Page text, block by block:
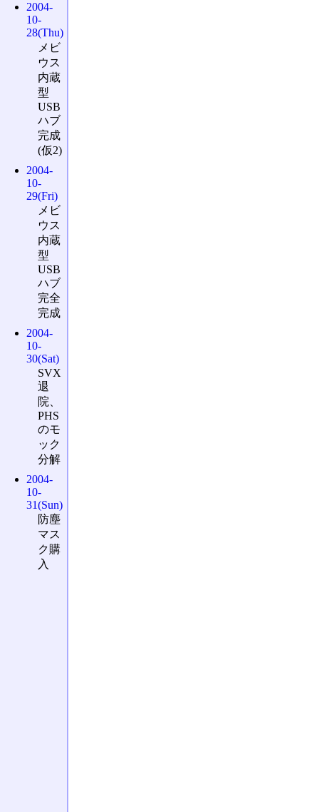
2004-
10-
28(Thu)
メビ
ウス
内蔵
型
USB
ハブ
完成
(仮2)
2004-
10-
29(Fri)
メビ
ウス
内蔵
型
USB
ハブ
完全
完成
2004-
10-
30(Sat)
SVX
退
院、
PHS
のモ
ック
分解
2004-
10-
31(Sun)
防塵
マス
ク購
入